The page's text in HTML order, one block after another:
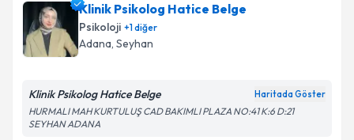
Klinik Psikolog Hatice Belge
Psikoloji +1diğer
Adana, Seyhan
Klinik Psikolog Hatice Belge Haritada Göster
HURMALI MAH KURTULUŞ CAD BAKIMLI PLAZA NO:41 K:6 D:21
SEYHAN ADANA